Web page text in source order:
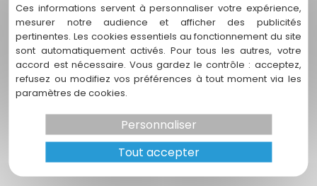
complets pour chaque projet, assurant que toutes
les opérations respectent les lois et normes en
vigueur. Cela inclut des autorisations spécifiques
nécessaires pour le forage et la gestion des
ressources en eau.
Les forages géothermiques offrent plusieurs
avantages, notamment :
Ces informations servent à personnaliser votre expérience,
mesurer notre audience et afficher des publicités
pertinentes. Les cookies essentiels au fonctionnement du site
sont automatiquement activés. Pour tous les autres, votre
accord est nécessaire. Vous gardez le contrôle : acceptez,
refusez ou modifiez vos préférences à tout moment via les
paramètres de cookies.
Tout accepter
Personnaliser